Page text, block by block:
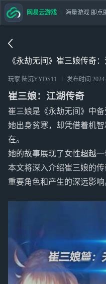
《永劫无间》崔三娘传奇
玩家 陆沉YYDS11 发布时间
崔三娘：江湖传奇
崔三娘是《永劫无间》中备
她出身贫寒，却凭借着机
在。
她的故事展现了女性超越一
本文将深入介绍崔三娘的
重要角色和产生的深远影响
网易云游戏 海量游戏 即点